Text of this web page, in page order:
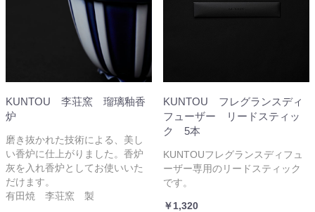
KUNTOU 李荘窯 瑠璃釉香
炉
磨き抜かれた技術による、美し
い香炉に仕上がりました。香炉
灰を入れ香炉としてお使いいた
だけます。
有田焼 李荘窯 製
KUNTOU フレグランスディ
フューザー リードスティッ
ク 5本
KUNTOUフレグランスディフュ
ーザー専用のリードスティック
です。
￥1,320